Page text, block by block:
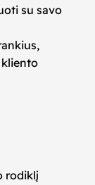
su savo
rodiklį